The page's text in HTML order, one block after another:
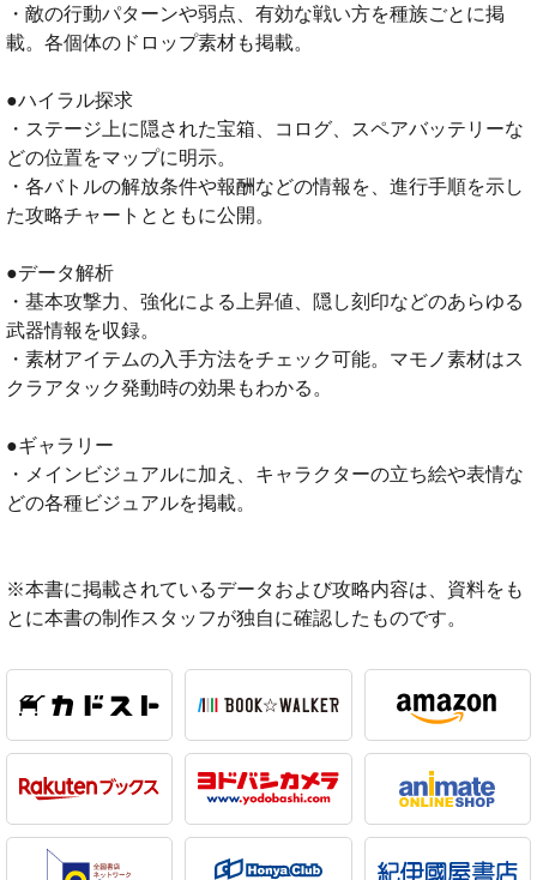
・敵の行動パターンや弱点、有効な戦い方を種族ごとに掲
載。各個体のドロップ素材も掲載。
●ハイラル探求
・ステージ上に隠された宝箱、コログ、スペアバッテリーな
どの位置をマップに明示。
・各バトルの解放条件や報酬などの情報を、進行手順を示し
た攻略チャートとともに公開。
●データ解析
・基本攻撃力、強化による上昇値、隠し刻印などのあらゆる
武器情報を収録。
・素材アイテムの入手方法をチェック可能。マモノ素材はス
クラアタック発動時の効果もわかる。
●ギャラリー
・メインビジュアルに加え、キャラクターの立ち絵や表情な
どの各種ビジュアルを掲載。
※本書に掲載されているデータおよび攻略内容は、資料をも
とに本書の制作スタッフが独自に確認したものです。